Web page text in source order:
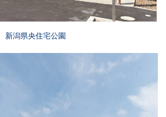
新潟県央住宅公園